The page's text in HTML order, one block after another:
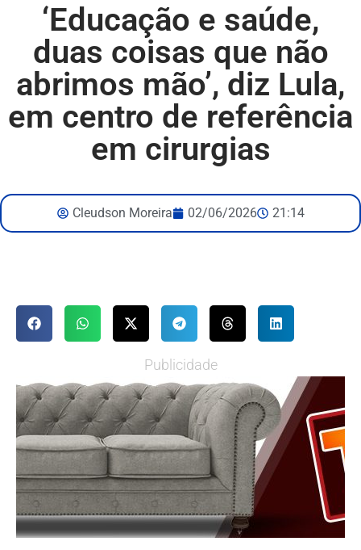
‘Educação e saúde,
duas coisas que não
abrimos mão’, diz Lula,
em centro de referência
em cirurgias
Cleudson Moreira 02/06/2026 21:14
Publicidade